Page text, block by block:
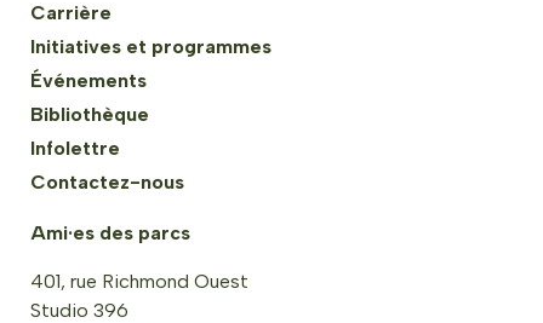
Carrière
Initiatives et programmes
Événements
Bibliothèque
Infolettre
Contactez-nous
Ami·es des parcs
401, rue Richmond Ouest
Studio 396